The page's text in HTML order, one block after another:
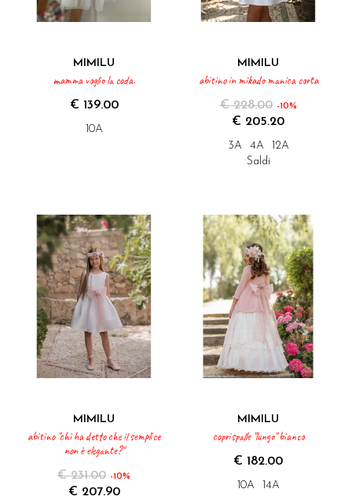
MIMILU
mamma voglio la coda.
€ 139.00
10A
MIMILU
abitino in mikado manica corta
€ 228.00 -10%
€ 205.20
3A 4A
12A
Saldi
MIMILU
abitino "chi ha detto che il semplice
non è elegante?"
€ 231.00 -10%
€ 207.90
MIMILU
coprispalle "lungo" bianco
€ 182.00
10A 14A